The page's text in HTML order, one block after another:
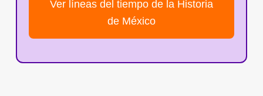
Ver líneas del tiempo de la Historia
de México